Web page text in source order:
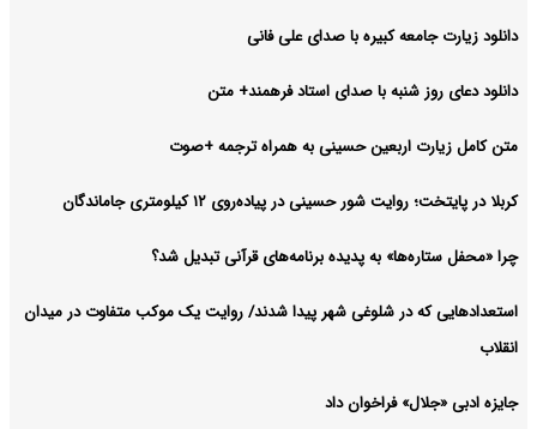
دانلود زیارت جامعه کبیره با صدای علی فانی
دانلود دعای روز شنبه با صدای استاد فرهمند+ متن
متن کامل زیارت اربعین حسینی به همراه ترجمه +صوت
کربلا در پایتخت؛ روایت شور حسینی در پیاده‌روی ۱۲ کیلومتری جاماندگان
چرا «محفل ستاره‌ها» به پدیده برنامه‌های قرآنی تبدیل شد؟
استعدادهایی که در شلوغی شهر پیدا شدند/ روایت یک موکب متفاوت در میدان
انقلاب
جایزه ادبی «جلال» فراخوان داد